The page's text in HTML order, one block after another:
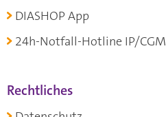
DIASHOP App
24h-Notfall-Hotline IP/CGM
Rechtliches